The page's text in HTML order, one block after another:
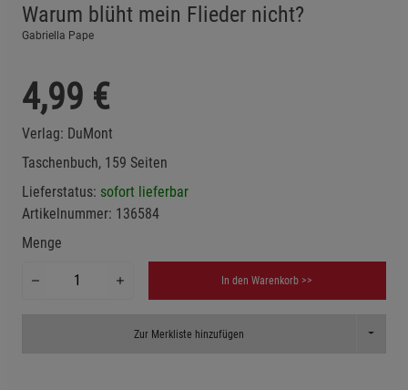
Warum blüht mein Flieder nicht?
Gabriella Pape
4,99 €
Verlag: DuMont
Taschenbuch, 159 Seiten
Lieferstatus: sofort lieferbar
Artikelnummer: 136584
Menge
In den Warenkorb >>
Zur Merkliste hinzufügen Toggle